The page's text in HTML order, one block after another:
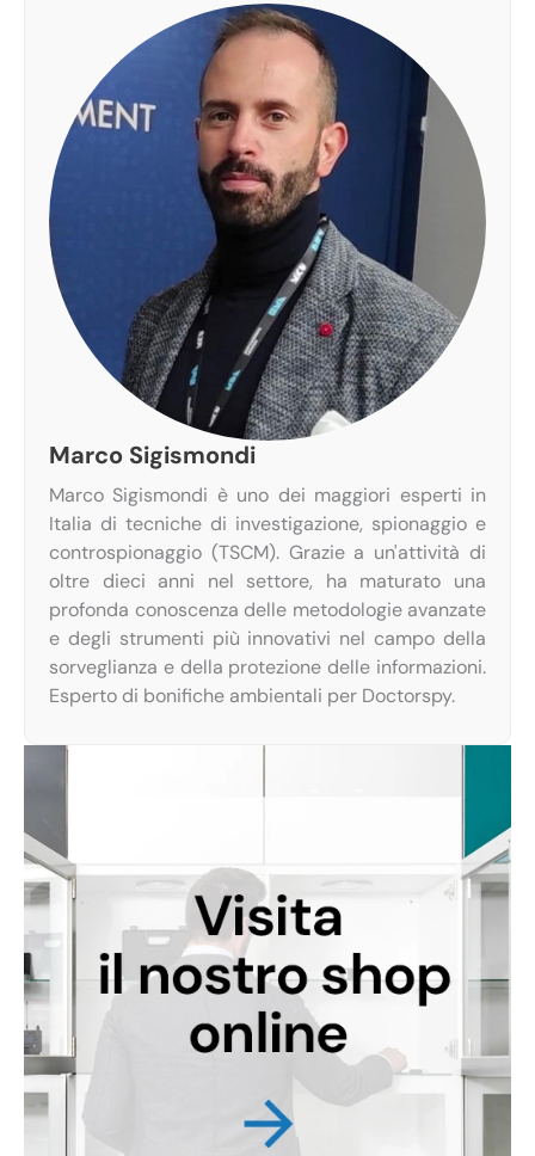
Marco Sigismondi
Marco Sigismondi è uno dei maggiori esperti in
Italia di tecniche di investigazione, spionaggio e
controspionaggio (TSCM). Grazie a un'attività di
oltre dieci anni nel settore, ha maturato una
profonda conoscenza delle metodologie avanzate
e degli strumenti più innovativi nel campo della
sorveglianza e della protezione delle informazioni.
Esperto di bonifiche ambientali per Doctorspy.